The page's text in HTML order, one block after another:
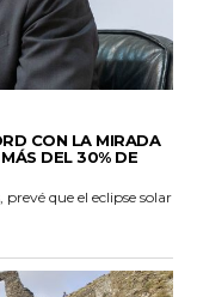
CON LA MIRADA
DEL 30% DE
prevé que el eclipse solar